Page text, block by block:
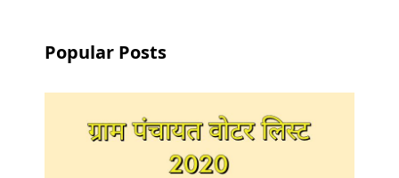
Popular Posts